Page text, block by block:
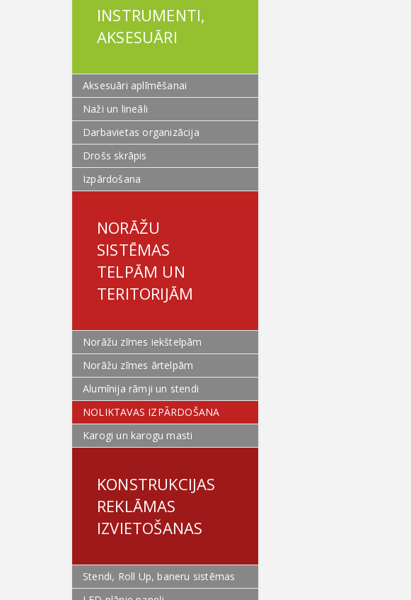
INSTRUMENTI,
AKSESUĀRI
Aksesuāri aplīmēšanai
Naži un lineāli
Darbavietas organizācija
Drošs skrāpis
Izpārdošana
NORĀŽU
SISTĒMAS
TELPĀM UN
TERITORIJĀM
Norāžu zīmes iekštelpām
Norāžu zīmes ārtelpām
Alumīnija rāmji un stendi
NOLIKTAVAS IZPĀRDOŠANA
Karogi un karogu masti
KONSTRUKCIJAS
REKLĀMAS
IZVIETOŠANAS
Stendi, Roll Up, baneru sistēmas